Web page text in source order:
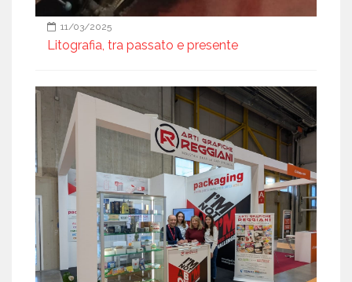
11/03/2025
Litografia, tra passato e presente